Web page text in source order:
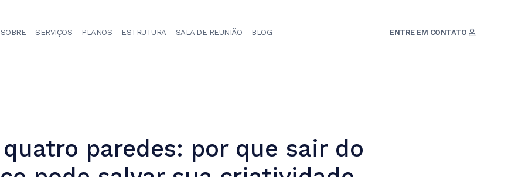
SOBRE SERVIÇOS PLANOS ESTRUTURA SALA DE REUNIÃO BLOG ENTRE EM CONTATO
paredes: por que sair do